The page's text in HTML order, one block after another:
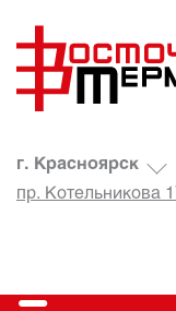
г. Красноярск
пр. Котельникова